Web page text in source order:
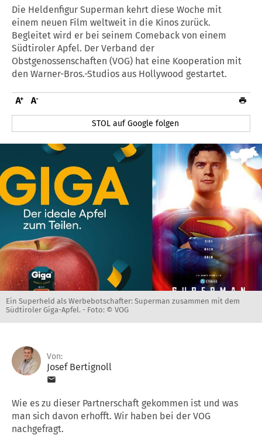
Die Heldenfigur Superman kehrt diese Woche mit
einem neuen Film weltweit in die Kinos zurück.
Begleitet wird er bei seinem Comeback von einem
Südtiroler Apfel. Der Verband der
Obstgenossenschaften (VOG) hat eine Kooperation mit
den Warner-Bros.-Studios aus Hollywood gestartet.
STOL auf Google folgen
Ein Superheld als Werbebotschafter: Superman zusammen mit dem
Südtiroler Giga-Apfel. - Foto: © VOG
Von:
Josef Bertignoll
Wie es zu dieser Partnerschaft gekommen ist und was
man sich davon erhofft. Wir haben bei der VOG
nachgefragt.